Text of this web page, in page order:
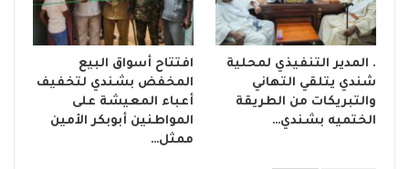
. المدير التنفيذي لمحلية
شندي يتلقي التهاني
والتبريكات من الطريقة
الختميه بشندي…
افتتاح أسواق البيع
المخفض بشندي لتخفيف
أعباء المعيشة على
المواطنين أبوبكر الأمين
ممثل…